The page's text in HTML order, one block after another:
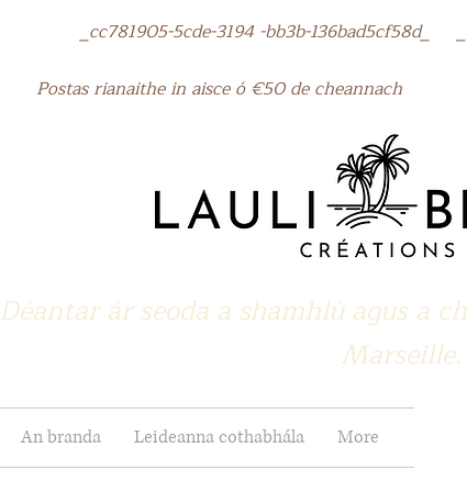
_cc781905-5cde-3194 -bb3b-136bad5cf58d_
Postas rianaithe in aisce ó €50 de cheannach
Déantar ár seoda a shamhlú agus a
Marseille.
An branda Leideanna cothabhála More